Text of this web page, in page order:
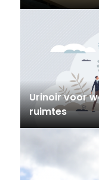
Urinoir voor
ruimtes